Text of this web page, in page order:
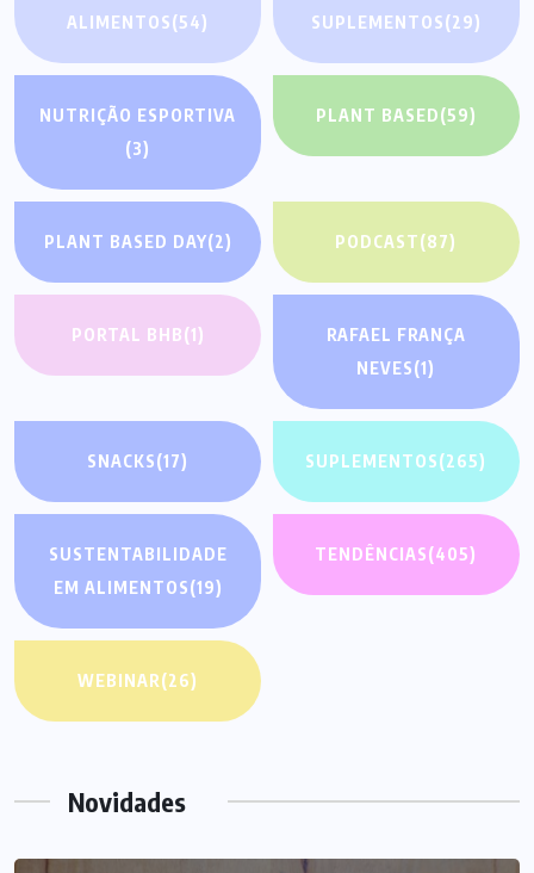
ALIMENTOS(54)
SUPLEMENTOS(29)
NUTRIÇÃO ESPORTIVA
(3)
PLANT BASED(59)
PLANT BASED DAY(2) PODCAST(87)
PORTAL BHB(1)
RAFAEL FRANÇA
NEVES(1)
SNACKS(17) SUPLEMENTOS(265)
SUSTENTABILIDADE
EM ALIMENTOS(19)
TENDÊNCIAS(405)
WEBINAR(26)
Novidades